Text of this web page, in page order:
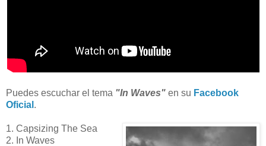
Puedes escuchar el tema "In Waves" en su Facebook
Oficial .
1. Capsizing The Sea
2. In Waves